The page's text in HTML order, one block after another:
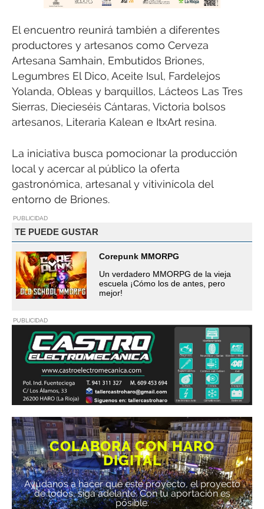
El encuentro reunirá también a diferentes
productores y artesanos como Cerveza
Artesana Samhain, Embutidos Briones,
Legumbres El Dico, Aceite Isul, Fardelejos
Yolanda, Obleas y barquillos, Lácteos Las Tres
Sierras, Diecieséis Cántaras, Victoria bolsos
artesanos, Literaria Kalean e ItxArt resina.
La iniciativa busca pomocionar la producción
local y acercar al público la oferta
gastronómica, artesanal y vitivinícola del
entorno de Briones.
PUBLICIDAD
TE PUEDE GUSTAR
Corepunk MMORPG
Un verdadero MMORPG de la vieja
escuela ¡Cómo los de antes, pero
mejor!
PUBLICIDAD
COLABORA CON HARO
DIGITAL
Ayúdanos a hacer que este proyecto, el proyecto
de todos, siga adelante. Con tu aportación es
posible.